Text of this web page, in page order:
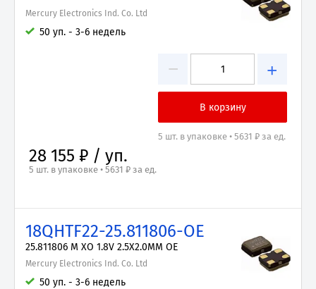
Mercury Electronics Ind. Co. Ltd
50 уп. - 3-6 недель
− +
5 шт. в упаковке • 5631 ₽ за ед.
28 155 ₽ / уп.
5 шт. в упаковке • 5631 ₽ за ед.
18QHTF22-25.811806-OE
25.811806 M XO 1.8V 2.5X2.0MM OE
Mercury Electronics Ind. Co. Ltd
50 уп. - 3-6 недель